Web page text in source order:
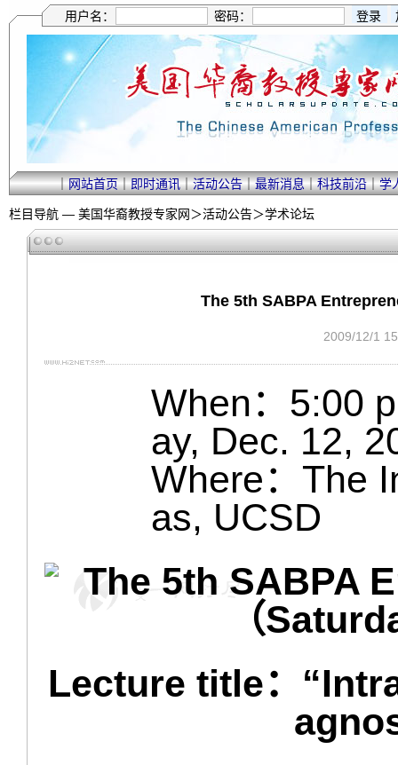
用户名： 密码：
｜网站首页｜即时通讯｜活动公告｜最新消息｜科技前沿｜学
栏目导航 — 美国华裔教授专家网＞活动公告＞学术论坛
The 5th SABPA
2009/12/1
When：5:00
ay, Dec. 12,
Where：The
as, UCSD
Lecture title：